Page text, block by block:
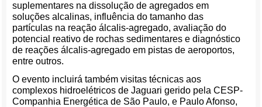
suplementares na dissolução de agregados em
soluções alcalinas, influência do tamanho das
partículas na reação álcalis-agregado, avaliação do
potencial reativo de rochas sedimentares e diagnóstico
de reações álcalis-agregado em pistas de aeroportos,
entre outros.
O evento incluirá também visitas técnicas aos
complexos hidroelétricos de Jaguari gerido pela CESP-
Companhia Energética de São Paulo, e Paulo Afonso,